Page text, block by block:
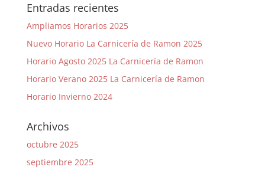
Entradas recientes
Ampliamos Horarios 2025
Nuevo Horario La Carnicería de Ramon 2025
Horario Agosto 2025 La Carnicería de Ramon
Horario Verano 2025 La Carnicería de Ramon
Horario Invierno 2024
Archivos
octubre 2025
septiembre 2025